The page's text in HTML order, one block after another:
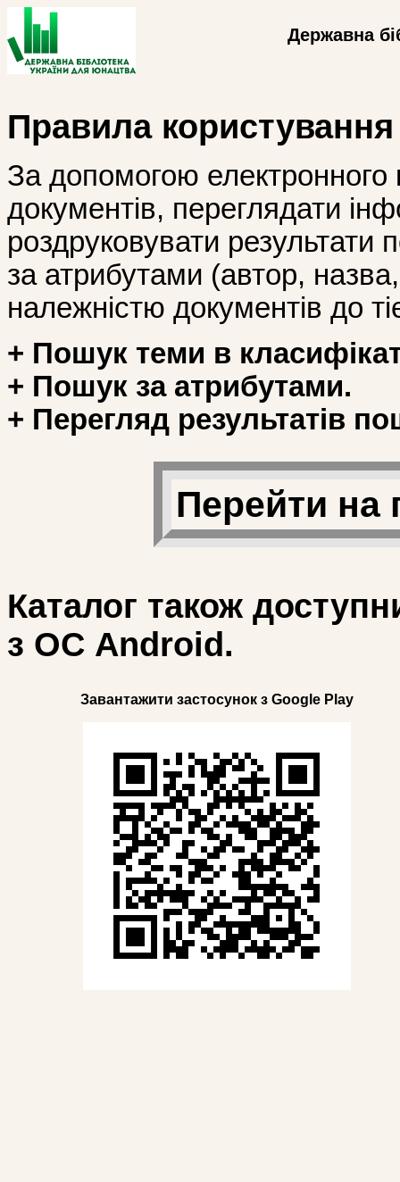
Державна
Правила
За допомогою
документів, переглядати
роздруковувати
за атрибутами (автор, назва,
належністю документів до
+ Пошук теми в
+ Пошук за атрибутами.
+ Перегляд результатів
Перейти на
Каталог також
з ОС Android.
Завантажити застосунок з Google Play